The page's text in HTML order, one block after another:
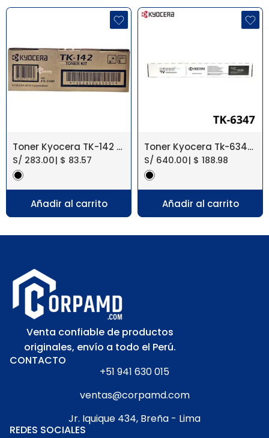
Toner Kyocera TK-142 FS-1100 Original
S/ 283.00| $ 83.57
Añadir al carrito
Toner Kyocera Tk-6347 Taskalfa 4004I, 5004I, 6004I
S/ 640.00| $ 188.98
Añadir al carrito
Venta confiable de productos
originales, envío a todo el Perú.
CONTACTO
+51 941 630 015
ventas@corpamd.com
Jr. Iquique 434, Breña - Lima
REDES SOCIALES